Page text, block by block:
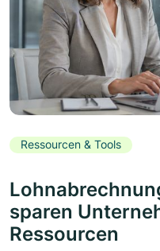
Ressourcen & Tools
sparen
Ressourcen